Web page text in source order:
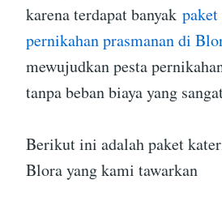
karena terdapat banyak
pernikahan prasmanan di
mewujudkan pesta
tanpa beban biaya yang
Berikut ini adalah paket
Blora yang kami tawarkan